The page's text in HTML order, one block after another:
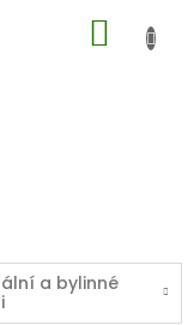
KOŠÍK
a bylinné